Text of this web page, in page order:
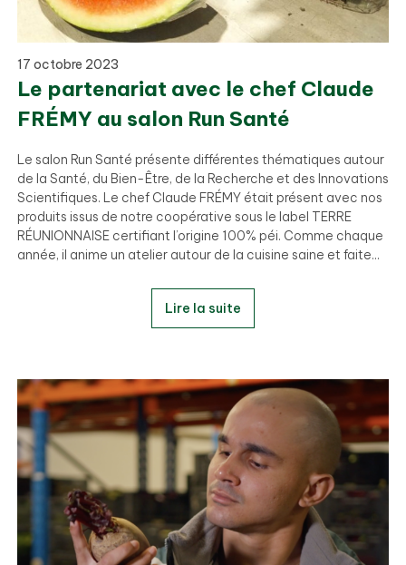
17 octobre 2023
Le partenariat avec le chef Claude
FRÉMY au salon Run Santé
Le salon Run Santé présente différentes thématiques autour
de la Santé, du Bien-Être, de la Recherche et des Innovations
Scientifiques. Le chef Claude FRÉMY était présent avec nos
produits issus de notre coopérative sous le label TERRE
RÉUNIONNAISE certifiant l’origine 100% péi. Comme chaque
année, il anime un atelier autour de la cuisine saine et faite...
Lire la suite